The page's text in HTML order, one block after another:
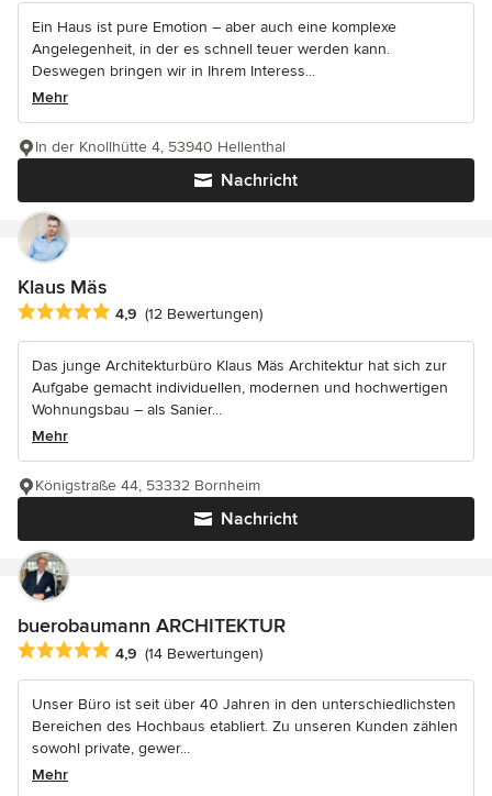
Ein Haus ist pure Emotion – aber auch eine komplexe
Angelegenheit, in der es schnell teuer werden kann.
Deswegen bringen wir in Ihrem Interess...
Mehr
Nachricht
In der Knollhütte 4, 53940 Hellenthal
Klaus Mäs
Durchschnittliche Bewertung: 4.9 von 5 Sternen
4,9 (12 Bewertungen)
Das junge Architekturbüro Klaus Mäs Architektur hat sich zur
Aufgabe gemacht individuellen, modernen und hochwertigen
Wohnungsbau – als Sanier...
Mehr
Nachricht
Königstraße 44, 53332 Bornheim
buerobaumann ARCHITEKTUR
Durchschnittliche Bewertung: 4.9 von 5 Sternen
4,9 (14 Bewertungen)
Unser Büro ist seit über 40 Jahren in den unterschiedlichsten
Bereichen des Hochbaus etabliert. Zu unseren Kunden zählen
sowohl private, gewer...
Mehr